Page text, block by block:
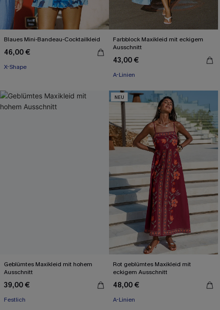
Blaues Mini-Bandeau-Cocktailkleid
46,00 €
X-Shape
Farbblock Maxikleid mit eckigem
Ausschnitt
43,00 €
A-Linien
Geblümtes Maxikleid mit hohem
Ausschnitt
39,00 €
Festlich
NEU
Rot geblümtes Maxikleid mit
eckigem Ausschnitt
48,00 €
A-Linien